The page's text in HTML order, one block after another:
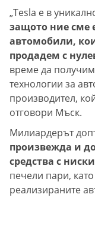
„Tesla е в
защото ние сме
автомобили,
продадем с
време да
технологии за
производител,
отговори Мъск.
Милиардерът
произвежда и
средства с
печели пари,
реализираните